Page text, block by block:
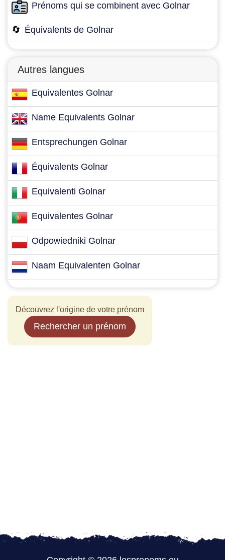
Prénoms qui se combinent avec Golnar
🔄 Équivalents de Golnar
Autres langues
Equivalentes Golnar
Name Equivalents Golnar
Entsprechungen Golnar
Équivalents Golnar
Equivalenti Golnar
Equivalentes Golnar
Odpowiedniki Golnar
Naam Equivalenten Golnar
Découvrez l'origine de votre prénom
Rechercher un prénom